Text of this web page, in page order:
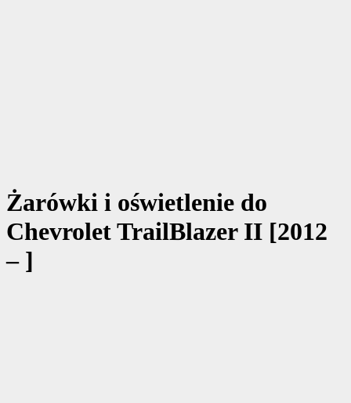
Żarówki i oświetlenie do
Chevrolet TrailBlazer II [2012
– ]